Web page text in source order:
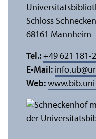
Schloss
68161 Mannheim
Tel.: +49 621 181-
E-Mail: info.ub@
Web: